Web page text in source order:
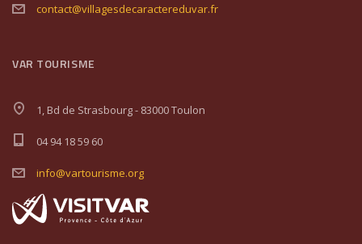
contact@villagesdecaractereduvar.fr
VAR TOURISME
1, Bd de Strasbourg - 83000 Toulon
04 94 18 59 60
info@vartourisme.org